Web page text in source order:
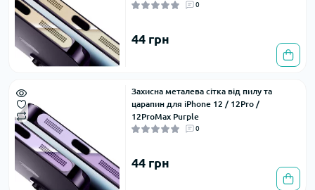
0
44 грн
Захисна металева сітка від пилу та
царапин для iPhone 12 / 12Pro /
12ProMax Purple
0
44 грн